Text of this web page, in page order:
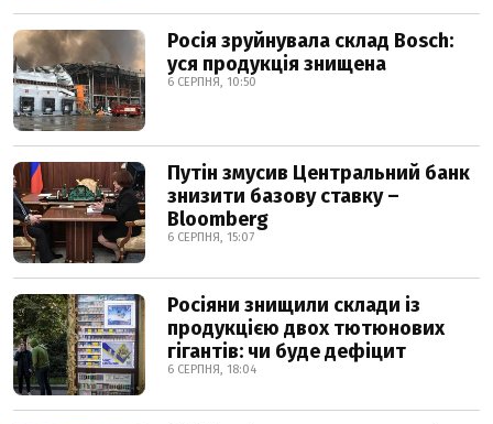
Росія зруйнувала склад Bosch:
уся продукція знищена
6 СЕРПНЯ, 10:50
Путін змусив Центральний банк
знизити базову ставку –
Bloomberg
6 СЕРПНЯ, 15:07
Росіяни знищили склади із
продукцією двох тютюнових
гігантів: чи буде дефіцит
6 СЕРПНЯ, 18:04